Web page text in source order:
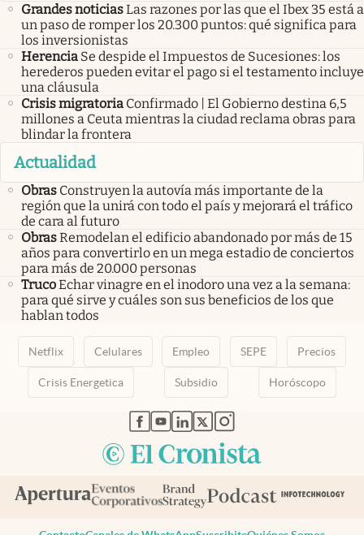
Grandes noticiasLas razones por las que el Ibex 35 está a
un paso de romper los 20.300 puntos: qué significa para
los inversionistas
Herencia Se despide el Impuestos de Sucesiones: los
herederos pueden evitar el pago si el testamento incluye
una cláusula
Crisis migratoria Confirmado | El Gobierno destina 6,5
millones a Ceuta mientras la ciudad reclama obras para
blindar la frontera
Actualidad
Obras Construyen la autovía más importante de la
región que la unirá con todo el país y mejorará el tráfico
de cara al futuro
ObrasRemodelan el edificio abandonado por más de 15
años para convertirlo en un mega estadio de conciertos
para más de 20.000 personas
TrucoEchar vinagre en el inodoro una vez a la semana:
para qué sirve y cuáles son sus beneficios de los que
hablan todos
Netflix Celulares Empleo SEPE Precios
Crisis Energetica Subsidio Horóscopo
abre en nueva pestaña
abre en nueva pestaña
abre en nueva pestaña
abre en nueva pestaña
abre en nueva pestaña